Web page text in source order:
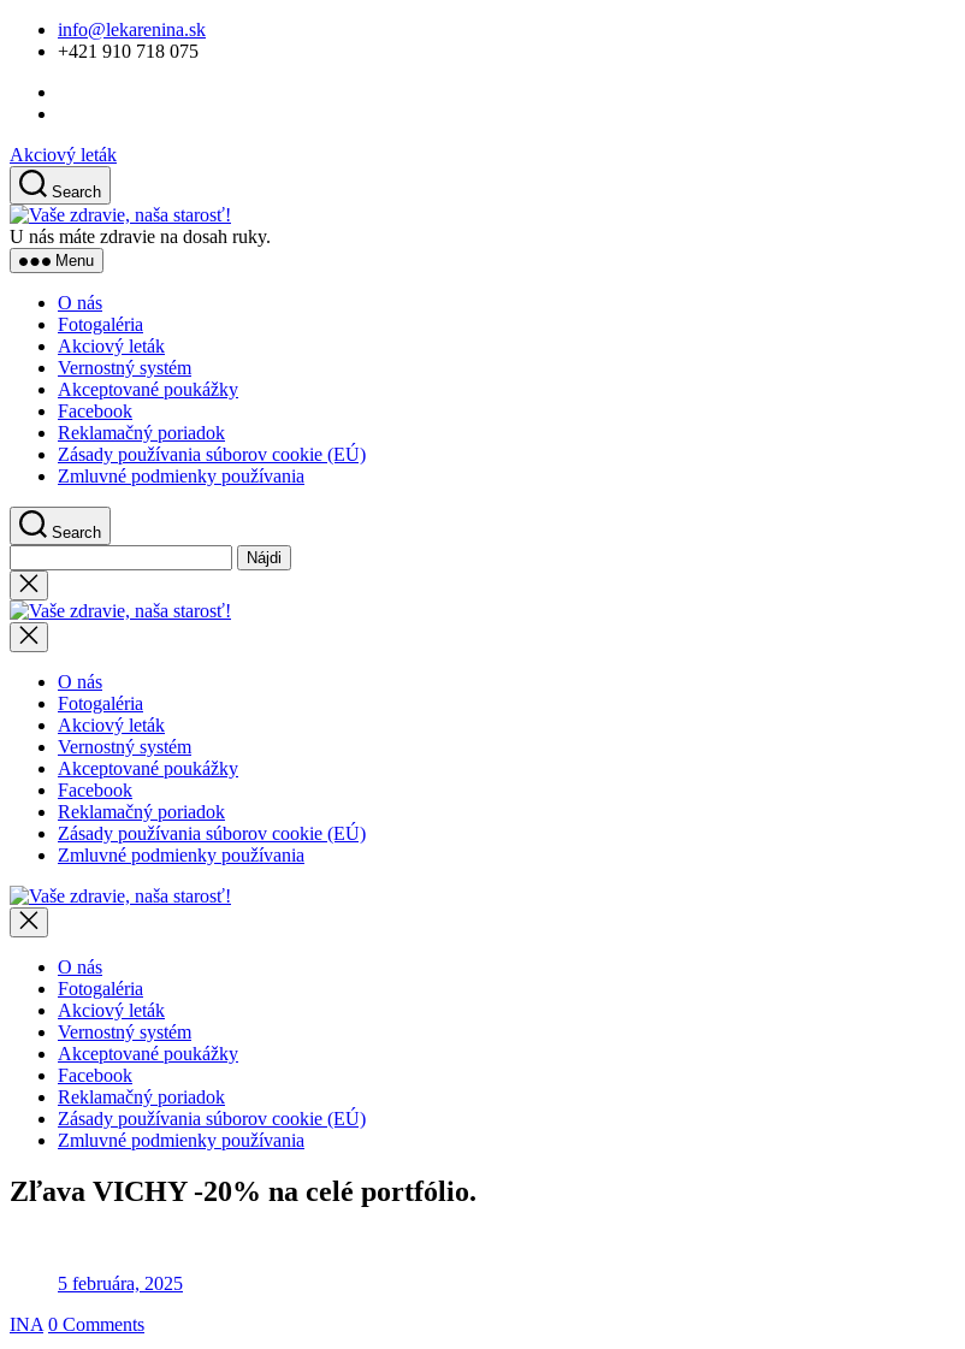
Skip
content
info@lekarenina.sk
+421 910 718 075
Akciový leták
Search
zdravie,
U nás máte zdravie na dosah ruky.
Menu
O nás
Fotogaléria
Akciový leták
Vernostný systém
Akceptované poukážky
Facebook
Reklamačný poriadok
Zásady používania súborov cookie (EÚ)
Zmluvné podmienky používania
Search
Close
search
O nás
Fotogaléria
Akciový leták
Vernostný systém
Akceptované poukážky
Facebook
Reklamačný poriadok
Zásady používania súborov cookie (EÚ)
Zmluvné podmienky používania
O nás
Fotogaléria
Akciový leták
Vernostný systém
Akceptované poukážky
Facebook
Reklamačný poriadok
Zásady používania súborov cookie (EÚ)
Zmluvné podmienky používania
Zľava VICHY -20% na celé portfólio.
5 februára, 2025
INA 0 Comments